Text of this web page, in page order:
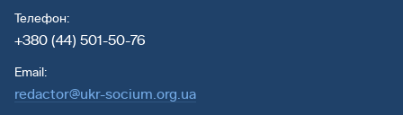
Телефон:
+380 (44) 501-50-76
Email:
redactor@ukr-socium.org.ua